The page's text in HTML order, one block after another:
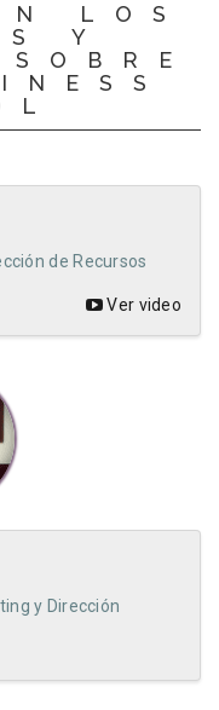
LOS
Y
de Recursos
Ver video
y Dirección